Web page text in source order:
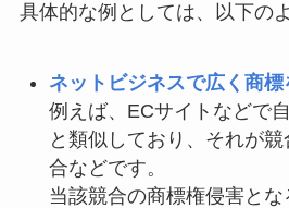
具体的な例としては、以下の
ネットビジネスで広く商標
例えば、ECサイトなどで
と類似しており、それが
合などです。
当該競合の商標権侵害とな